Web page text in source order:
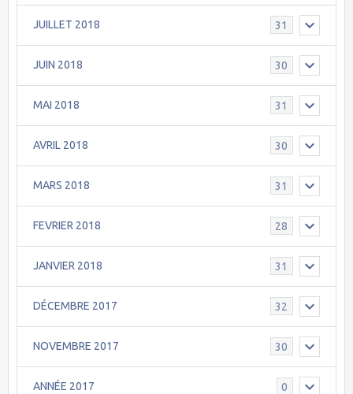
JUILLET 2018 31
JUIN 2018 30
MAI 2018 31
AVRIL 2018 30
MARS 2018 31
FEVRIER 2018 28
JANVIER 2018 31
DÉCEMBRE 2017 32
NOVEMBRE 2017 30
ANNÉE 2017 0